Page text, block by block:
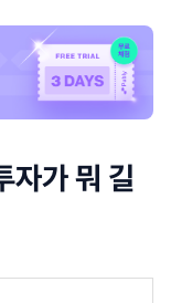
자가 뭐 길